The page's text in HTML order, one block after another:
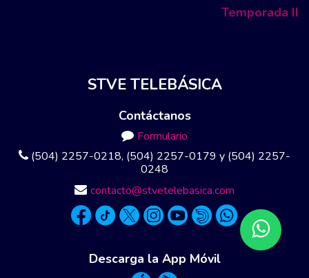
Temporada II
STVE TELEBÁSICA
Contáctanos
Formulario
(504) 2257-0218, (504) 2257-0179 y (504) 2257-
0248
contacto@stvetelebasica.com
Descarga la App Móvil